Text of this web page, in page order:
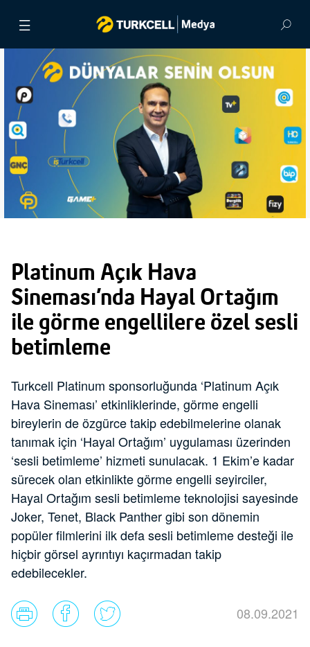
BASIN BÜLTENLERİ
VİDEOLAR
GÖRSEL ARŞİV
İLETİŞİM
Platinum Açık Hava
Sineması’nda Hayal Ortağım
ile görme engellilere özel sesli
betimleme
Turkcell Platinum sponsorluğunda ‘Platinum Açık
Hava Sineması’ etkinliklerinde, görme engelli
bireylerin de özgürce takip edebilmelerine olanak
tanımak için ‘Hayal Ortağım’ uygulaması üzerinden
‘sesli betimleme’ hizmeti sunulacak. 1 Ekim’e kadar
sürecek olan etkinlikte görme engelli seyirciler,
Hayal Ortağım sesli betimleme teknolojisi sayesinde
Joker, Tenet, Black Panther gibi son dönemin
popüler filmlerini ilk defa sesli betimleme desteği ile
hiçbir görsel ayrıntıyı kaçırmadan takip
edebilecekler.
08.09.2021